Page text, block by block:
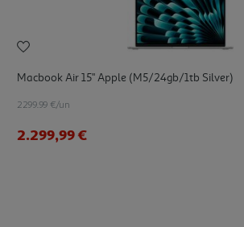
Macbook Air 15" Apple (m5/24gb/1tb Silver)
2299.99 €/un
2.299,99 €